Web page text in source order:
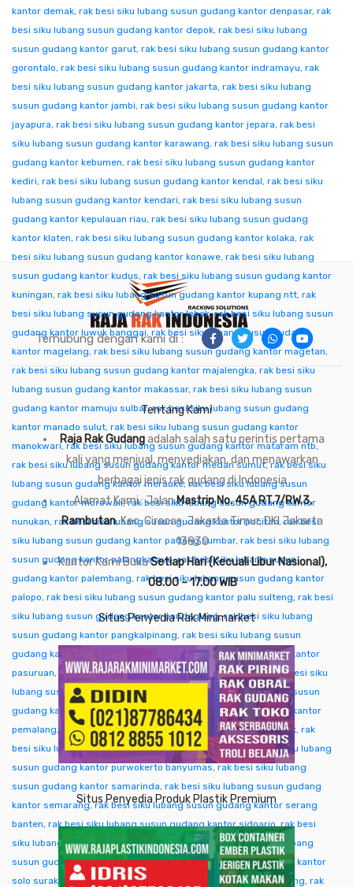
kantor demak, rak besi siku lubang susun gudang kantor denpasar, rak
besi siku lubang susun gudang kantor depok, rak besi siku lubang
susun gudang kantor garut, rak besi siku lubang susun gudang kantor
gorontalo, rak besi siku lubang susun gudang kantor indramayu, rak
besi siku lubang susun gudang kantor jakarta, rak besi siku lubang
susun gudang kantor jambi, rak besi siku lubang susun gudang kantor
jayapura, rak besi siku lubang susun gudang kantor jepara, rak besi
siku lubang susun gudang kantor karawang, rak besi siku lubang susun
gudang kantor kebumen, rak besi siku lubang susun gudang kantor
kediri, rak besi siku lubang susun gudang kantor kendal, rak besi siku
lubang susun gudang kantor kendari, rak besi siku lubang susun
gudang kantor kepulauan riau, rak besi siku lubang susun gudang
kantor klaten, rak besi siku lubang susun gudang kantor kolaka, rak
besi siku lubang susun gudang kantor konawe, rak besi siku lubang
susun gudang kantor kudus, rak besi siku lubang susun gudang kantor
kuningan, rak besi siku lubang susun gudang kantor kupang ntt, rak
besi siku lubang susun gudang kantor lebak,rak besi siku lubang susun
gudang kantor luwuk banggai, rak besi siku lubang susun gudang
kantor magelang, rak besi siku lubang susun gudang kantor magetan,
rak besi siku lubang susun gudang kantor majalengka, rak besi siku
lubang susun gudang kantor makassar, rak besi siku lubang susun
gudang kantor mamuju sulbar,rak besi siku lubang susun gudang
kantor manado sulut, rak besi siku lubang susun gudang kantor
manokwari,rak besi siku lubang susun gudang kantor mataram ntb,
rak besi siku lubang susun gudang kantor medan sumut,rak besi siku
lubang susun gudang kantor merauke,rak besi siku lubang susun
gudang kantor morowali,rak besi siku lubang susun gudang kantor
nunukan, rak besi siku lubang susun gudang kantor pacitan,rak besi
siku lubang susun gudang kantor padang sumbar, rak besi siku lubang
susun gudang kantor palangkaraya,rak besi siku lubang susun
gudang kantor palembang, rak besi siku lubang susun gudang kantor
palopo, rak besi siku lubang susun gudang kantor palu sulteng, rak besi
siku lubang susun gudang kantor pandeglang,rak besi siku lubang
susun gudang kantor pangkalpinang, rak besi siku lubang susun
gudang kantor pare-pare
rak besi siku lubang susun gudang kantor
pasuruan, rak besi siku lubang susun gudang kantor pati,rak besi siku
lubang susun gudang kantor pekalongan
rak besi siku lubang susun
gudang kantor pekanbaru,rak besi siku lubang susun gudang kantor
pemalang, rak besi siku lubang susun gudang kantor pontianak, rak
besi siku lubang susun gudang kantor purwakarta,rak besi siku lubang
susun gudang kantor purwokerto banyumas, rak besi siku lubang
susun gudang kantor samarinda, rak besi siku lubang susun gudang
kantor semarang,rak besi siku lubang susun gudang kantor serang
banten, rak besi siku lubang susun gudang kantor sidoarjo,rak besi
siku lubang susun gudang kantor singkawang,rak besi siku lubang
susun gudang kantor sofifi,rak besi siku lubang susun gudang kantor
solo surakarta,rak besi siku lubang susun gudang kantor sorong, rak
Terhubung dengan kami di :
Tentang Kami
Raja Rak Gudangadalah salah satu perintis pertama
kali yang menjual, menyediakan, dan menawarkan
berbagai jenis rak gudang di Indonesia
Alamat Kami : JalanMastrip No. 45A RT.7/RW.3,
Rambutan, Kec. Ciracas, Jakarta Timur, DKI Jakarta
13830
Kantor Kami BukaSetiap Hari (Kecuali Libur Nasional),
08.00 – 17.00 WIB
Situs Penyedia Rak Minimarket
Situs Penyedia Produk Plastik Premium